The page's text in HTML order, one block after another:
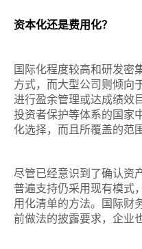
资本化还是费用化？
国际化程度较高和研发密
方式，而大型公司则倾向
进行盈余管理或达成绩效
投资者保护等体系的国家
化选择，而且所覆盖的范
尽管已经意识到了确认资
普遍支持仍采用现有模式
用化清单的方法。国际财
前做法的披露要求，企业